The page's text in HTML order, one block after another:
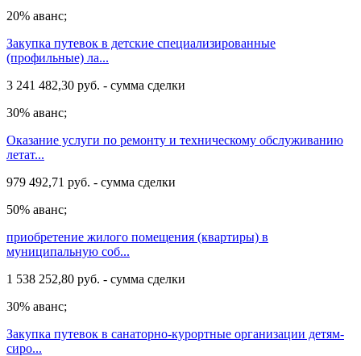
20% аванс;
Закупка путевок в детские специализированные
(профильные) ла...
3 241 482,30 руб. - сумма сделки
30% аванс;
Оказание услуги по ремонту и техническому обслуживанию
летат...
979 492,71 руб. - сумма сделки
50% аванс;
приобретение жилого помещения (квартиры) в
муниципальную соб...
1 538 252,80 руб. - сумма сделки
30% аванс;
Закупка путевок в санаторно-курортные организации детям-
сиро...